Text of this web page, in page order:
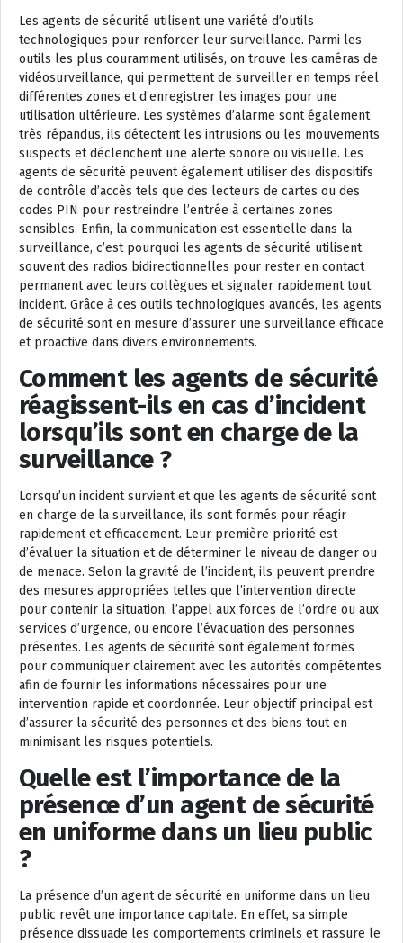
Les agents de sécurité utilisent une variété d’outils
technologiques pour renforcer leur surveillance. Parmi les
outils les plus couramment utilisés, on trouve les caméras de
vidéosurveillance, qui permettent de surveiller en temps réel
différentes zones et d’enregistrer les images pour une
utilisation ultérieure. Les systèmes d’alarme sont également
très répandus, ils détectent les intrusions ou les mouvements
suspects et déclenchent une alerte sonore ou visuelle. Les
agents de sécurité peuvent également utiliser des dispositifs
de contrôle d’accès tels que des lecteurs de cartes ou des
codes PIN pour restreindre l’entrée à certaines zones
sensibles. Enfin, la communication est essentielle dans la
surveillance, c’est pourquoi les agents de sécurité utilisent
souvent des radios bidirectionnelles pour rester en contact
permanent avec leurs collègues et signaler rapidement tout
incident. Grâce à ces outils technologiques avancés, les agents
de sécurité sont en mesure d’assurer une surveillance efficace
et proactive dans divers environnements.
Comment les agents de sécurité
réagissent-ils en cas d’incident
lorsqu’ils sont en charge de la
surveillance ?
Lorsqu’un incident survient et que les agents de sécurité sont
en charge de la surveillance, ils sont formés pour réagir
rapidement et efficacement. Leur première priorité est
d’évaluer la situation et de déterminer le niveau de danger ou
de menace. Selon la gravité de l’incident, ils peuvent prendre
des mesures appropriées telles que l’intervention directe
pour contenir la situation, l’appel aux forces de l’ordre ou aux
services d’urgence, ou encore l’évacuation des personnes
présentes. Les agents de sécurité sont également formés
pour communiquer clairement avec les autorités compétentes
afin de fournir les informations nécessaires pour une
intervention rapide et coordonnée. Leur objectif principal est
d’assurer la sécurité des personnes et des biens tout en
minimisant les risques potentiels.
Quelle est l’importance de la
présence d’un agent de sécurité
en uniforme dans un lieu public
?
La présence d’un agent de sécurité en uniforme dans un lieu
public revêt une importance capitale. En effet, sa simple
présence dissuade les comportements criminels et rassure le